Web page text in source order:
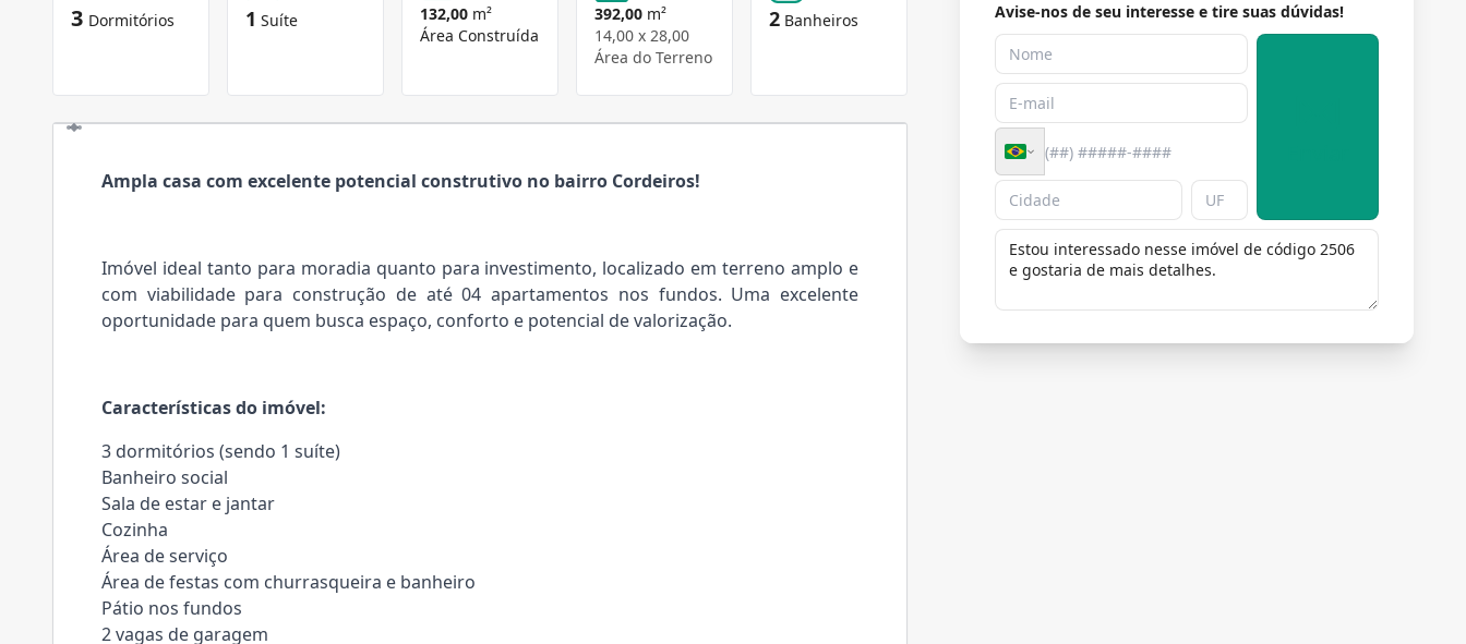
3 Dormitórios 1 Suíte 132,00 m²
Área Construída
392,00 m²
14,00 x 28,00
Área do Terreno
2 Banheiros
Ampla casa com excelente potencial construtivo no bairro Cordeiros!
Imóvel ideal tanto para moradia quanto para investimento, localizado em terreno amplo e
com viabilidade para construção de até 04 apartamentos nos fundos. Uma excelente
oportunidade para quem busca espaço, conforto e potencial de valorização.
Características do imóvel:
3 dormitórios (sendo 1 suíte)
Banheiro social
Sala de estar e jantar
Cozinha
Área de serviço
Área de festas com churrasqueira e banheiro
Pátio nos fundos
2 vagas de garagem
Avise-nos de seu interesse e tire suas dúvidas!